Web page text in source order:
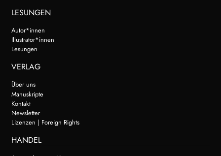
LESUNGEN
Autor*innen
Illustrator*innen
Lesungen
VERLAG
Über uns
Manuskripte
Kontakt
Newsletter
Lizenzen | Foreign Rights
HANDEL